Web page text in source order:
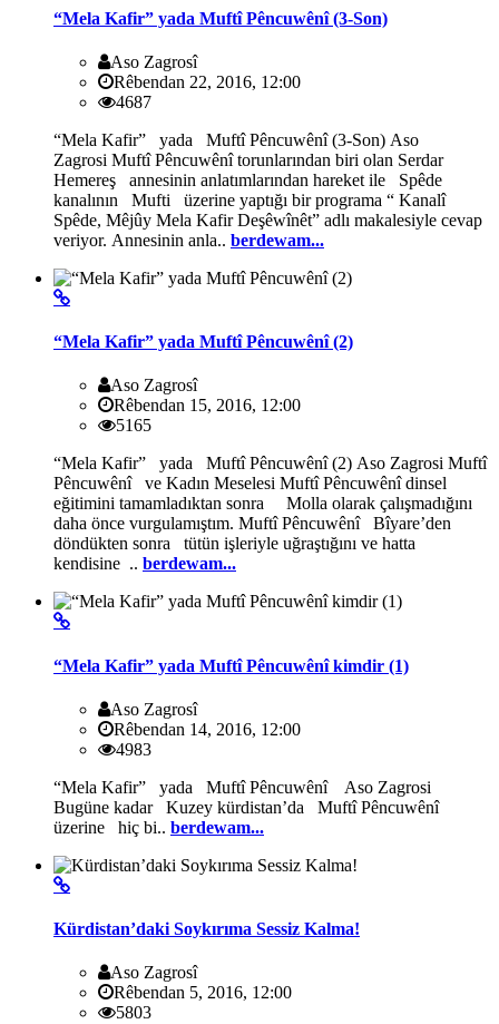
“Mela Kafir” yada Muftî Pêncuwênî (3-Son)
Aso Zagrosî
Rêbendan 22, 2016, 12:00
4687
“Mela Kafir” yada Muftî Pêncuwênî (3-Son) Aso
Zagrosi Muftî Pêncuwênî torunlarından biri olan Serdar
Hemereş annesinin anlatımlarından hareket ile Spêde
kanalının Mufti üzerine yaptığı bir programa “ Kanalî
Spêde, Mêjûy Mela Kafir Deşêwînêt” adlı makalesiyle cevap
veriyor. Annesinin anla.. berdewam...
“Mela Kafir” yada Muftî Pêncuwênî (2)
Aso Zagrosî
Rêbendan 15, 2016, 12:00
5165
“Mela Kafir” yada Muftî Pêncuwênî (2) Aso Zagrosi Muftî
Pêncuwênî ve Kadın Meselesi Muftî Pêncuwênî dinsel
eğitimini tamamladıktan sonra Molla olarak çalışmadığını
daha önce vurgulamıştım. Muftî Pêncuwênî Bîyare’den
döndükten sonra tütün işleriyle uğraştığını ve hatta
kendisine .. berdewam...
“Mela Kafir” yada Muftî Pêncuwênî kimdir (1)
Aso Zagrosî
Rêbendan 14, 2016, 12:00
4983
“Mela Kafir” yada Muftî Pêncuwênî Aso Zagrosi
Bugüne kadar Kuzey kürdistan’da Muftî Pêncuwênî
üzerine hiç bi.. berdewam...
Kürdistan’daki Soykırıma Sessiz Kalma!
Aso Zagrosî
Rêbendan 5, 2016, 12:00
5803